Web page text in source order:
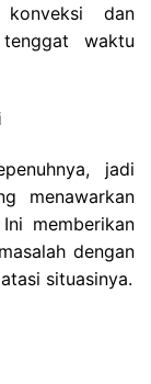
dan
waktu
jadi
menawarkan
memberikan
dengan
situasinya.